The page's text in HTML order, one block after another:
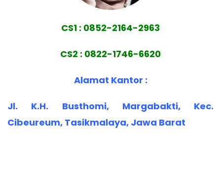
CS1 : 0852-2164-2963
CS2 : 0822-1746-6620
Alamat Kantor :
Jl. K.H. Busthomi, Margabakti, Kec.
Cibeureum, Tasikmalaya, Jawa Barat